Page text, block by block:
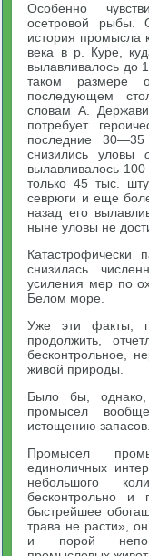
Особенно
осетровой рыбы.
история промысла
века в р. Куре,
вылавливалось до
таком размере
последующем
словам А.
потребует
последние
снизились уловы
вылавливалось
только 45 тыс.
севрюги и еще
назад его
ныне уловы не
Катастрофически
снизилась
усиления мер по
Белом море.
Уже эти факты,
продолжить,
бесконтрольное,
живой природы.
Было бы, однако,
промысел
истощению запасов.
Промысел
единоличных
небольшого
бесконтрольно
быстрейшее
трава не расти»,
и порой